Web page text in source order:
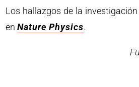
Los hallazgos de la
enNature Physics.